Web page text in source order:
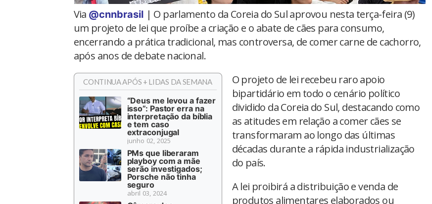
Via @cnnbrasil | O parlamento da Coreia do Sul aprovou nesta terça-feira (9)
um projeto de lei que proíbe a criação e o abate de cães para consumo,
encerrando a prática tradicional, mas controversa, de comer carne de cachorro,
após anos de debate nacional.
CONTINUA APÓS + LIDAS DA SEMANA
“Deus me levou a fazer
isso”: Pastor erra na
interpretação da bíblia
e tem caso
extraconjugal
junho 02, 2025
PMs que liberaram
playboy com a mãe
serão investigados;
Porsche não tinha
seguro
abril 03, 2024
O projeto de lei recebeu raro apoio
bipartidário em todo o cenário político
dividido da Coreia do Sul, destacando como
as atitudes em relação a comer cães se
transformaram ao longo das últimas
décadas durante a rápida industrialização
do país.
A lei proibirá a distribuição e venda de
produtos alimentares elaborados ou